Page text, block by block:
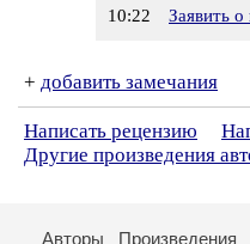
10:22
Заявить
+ добавить замечания
Написать рецензию
Другие произведения
Авторы Произведения